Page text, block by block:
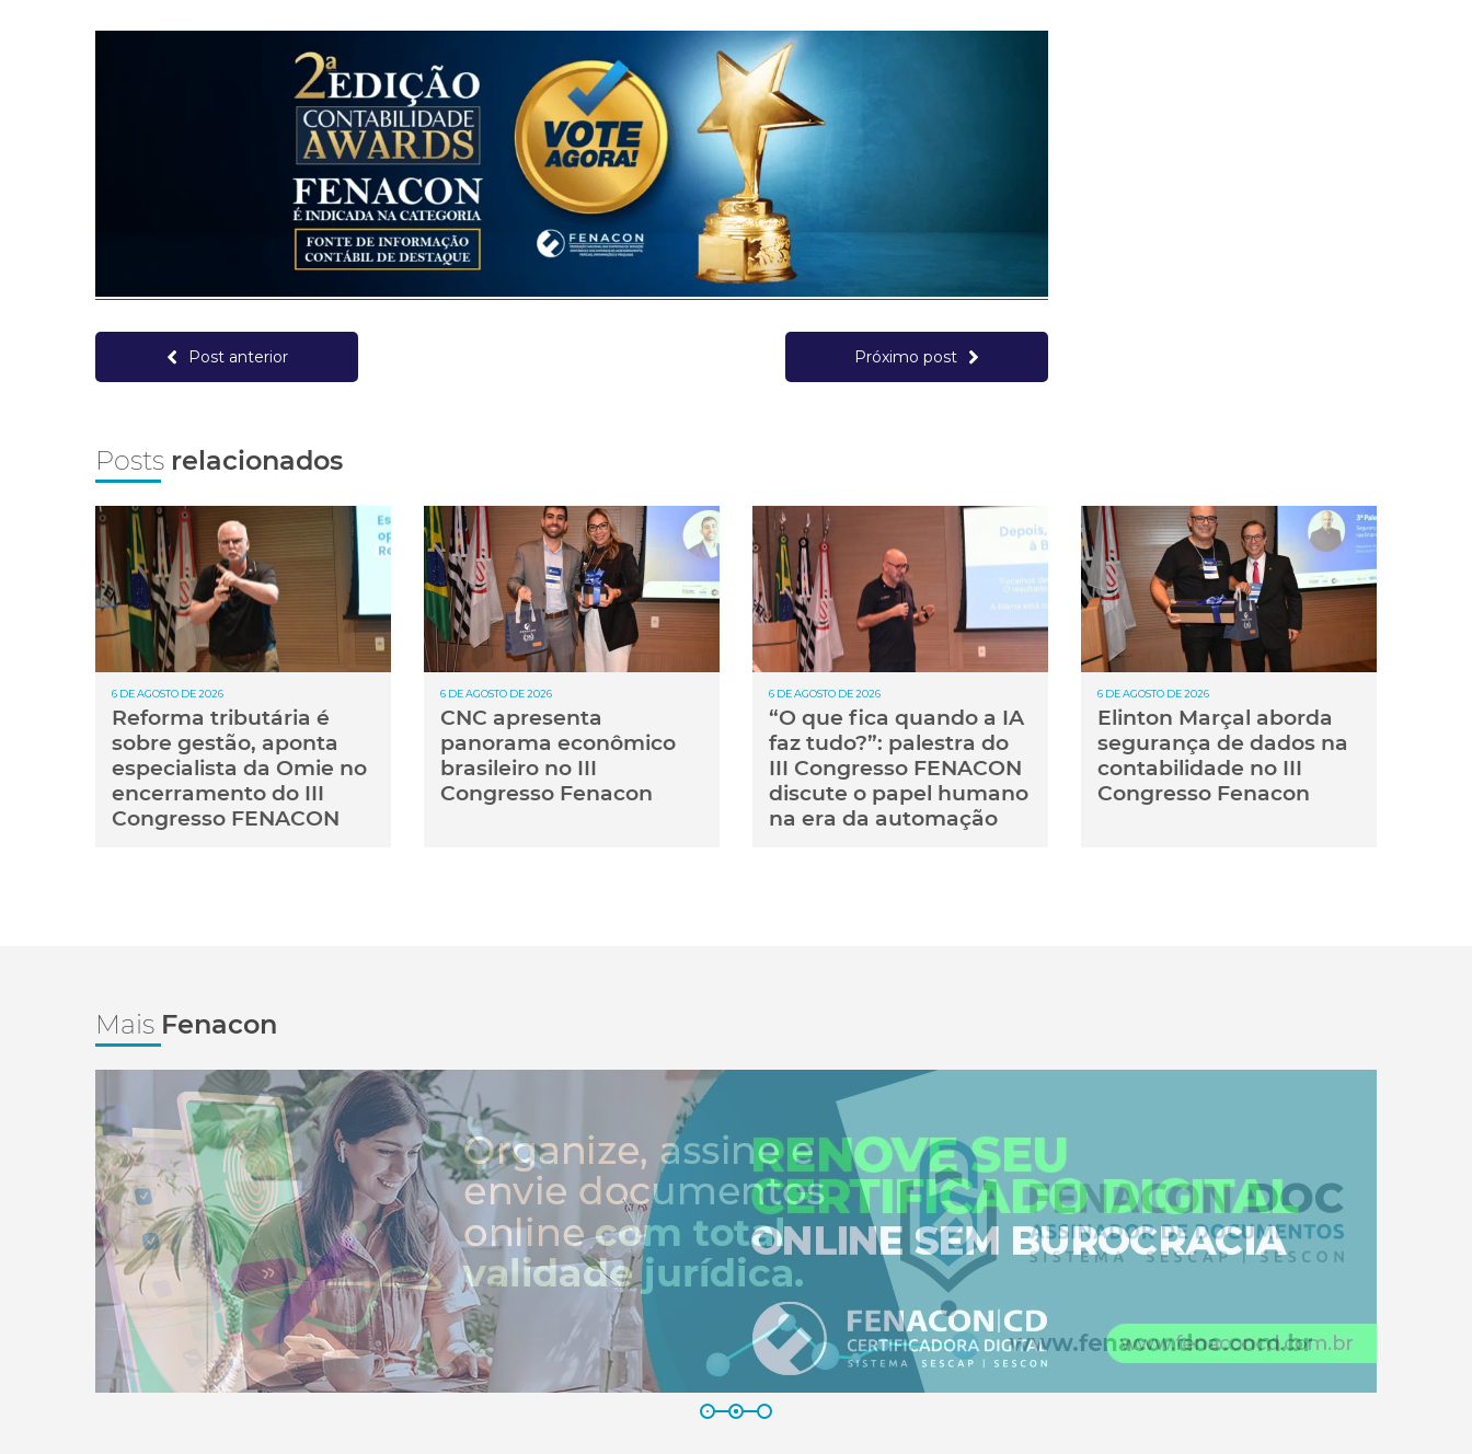
Post anterior Próximo post
Posts relacionados
6 DE AGOSTO DE 2026
Reforma tributária é
sobre gestão, aponta
especialista da Omie no
encerramento do III
Congresso FENACON
6 DE AGOSTO DE 2026
CNC apresenta
panorama econômico
brasileiro no III
Congresso Fenacon
6 DE AGOSTO DE 2026
“O que fica quando a IA
faz tudo?”: palestra do
III Congresso FENACON
discute o papel humano
na era da automação
6 DE AGOSTO DE 2026
Elinton Marçal aborda
segurança de dados na
contabilidade no III
Congresso Fenacon
Mais Fenacon